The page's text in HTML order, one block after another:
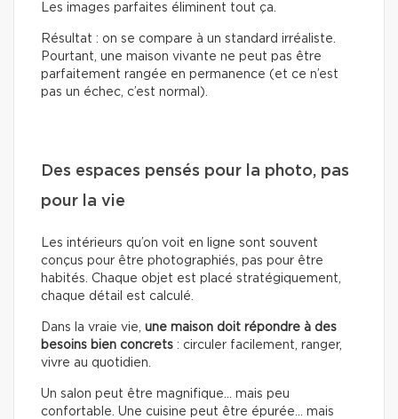
Les images parfaites éliminent tout ça.
Résultat : on se compare à un standard irréaliste.
Pourtant, une maison vivante ne peut pas être
parfaitement rangée en permanence (et ce n’est
pas un échec, c’est normal).
Des espaces pensés pour la photo, pas
pour la vie
Les intérieurs qu’on voit en ligne sont souvent
conçus pour être photographiés, pas pour être
habités. Chaque objet est placé stratégiquement,
chaque détail est calculé.
Dans la vraie vie, une maison doit répondre à des
besoins bien concrets : circuler facilement, ranger,
vivre au quotidien.
Un salon peut être magnifique… mais peu
confortable. Une cuisine peut être épurée… mais